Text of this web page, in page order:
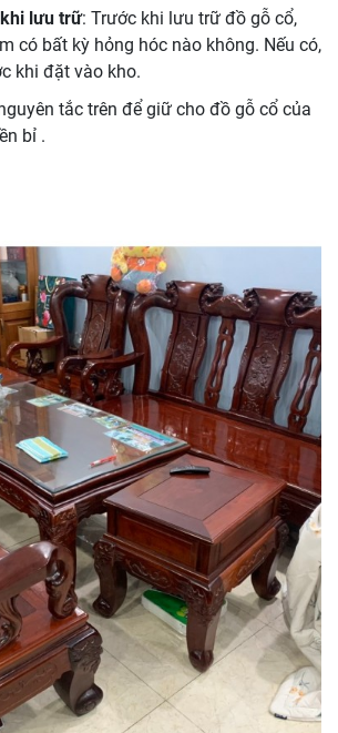
lưu trữ: Trước khi lưu trữ đồ gỗ cổ,
có bất kỳ hỏng hóc nào không. Nếu có,
khi đặt vào kho.
tắc trên để giữ cho đồ gỗ cổ của
bỉ .